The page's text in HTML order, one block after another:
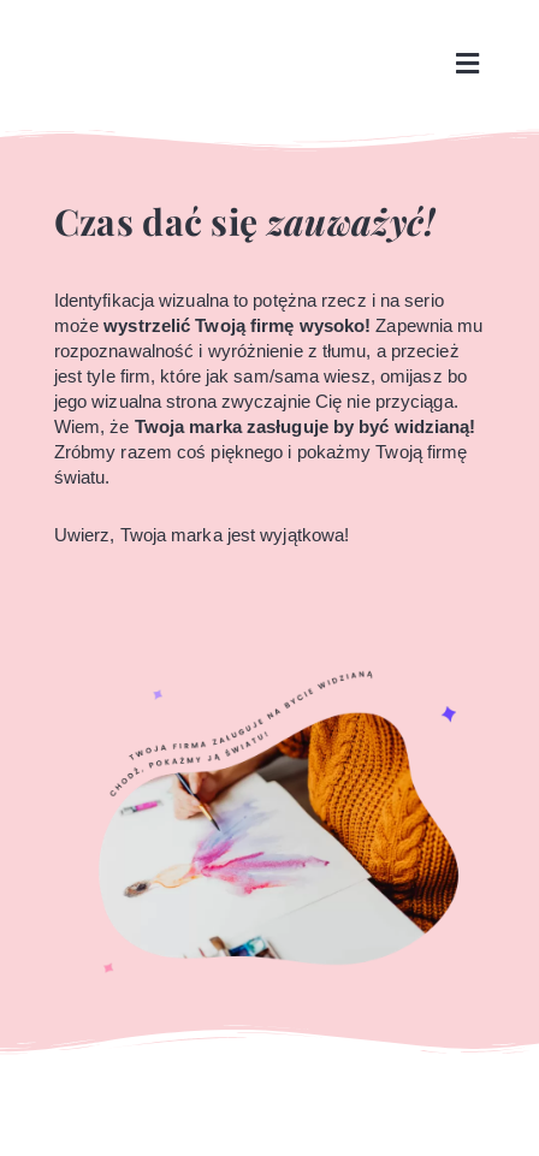
Czas dać sięzauważyć!
Identyfikacja wizualna to potężna rzecz i na serio
możewystrzelić Twoją firmę wysoko! Zapewnia mu
rozpoznawalność i wyróżnienie z tłumu, a przecież
jest tyle firm, które jak sam/sama wiesz, omijasz bo
jego wizualna strona zwyczajnie Cię nie przyciąga.
Wiem, że Twoja marka zasługuje by być widzianą!
Zróbmy razem coś pięknego i pokażmy Twoją firmę
światu.
Uwierz, Twoja marka jest wyjątkowa!